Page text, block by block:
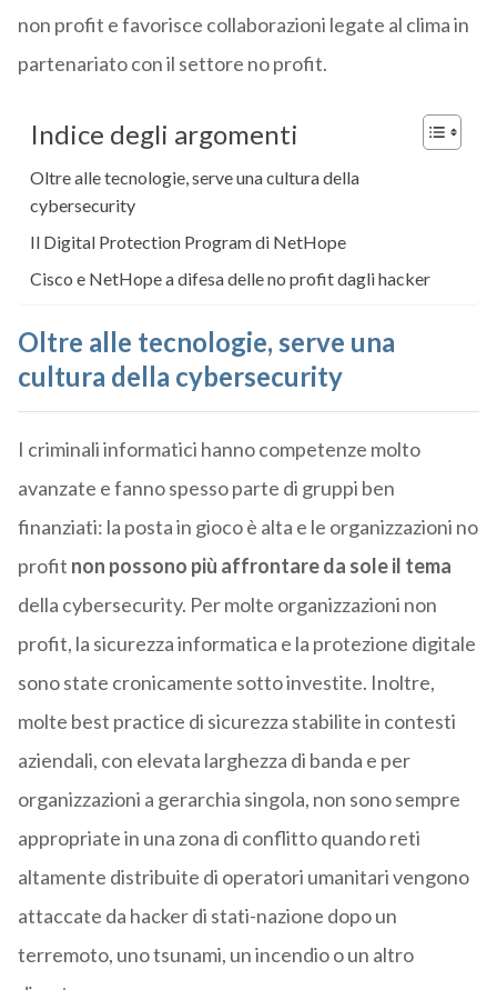
non profit e favorisce collaborazioni legate al clima in
partenariato con il settore no profit.
Indice degli argomenti
Oltre alle tecnologie, serve una cultura della
cybersecurity
Il Digital Protection Program di NetHope
Cisco e NetHope a difesa delle no profit dagli hacker
Oltre alle tecnologie, serve una
cultura della cybersecurity
I criminali informatici hanno competenze molto
avanzate e fanno spesso parte di gruppi ben
finanziati: la posta in gioco è alta e le organizzazioni no
profit non possono più affrontare da soleil tema
della cybersecurity. Per molte organizzazioni non
profit, la sicurezza informatica e la protezione digitale
sono state cronicamente sotto investite. Inoltre,
molte best practice di sicurezza stabilite in contesti
aziendali, con elevata larghezza di banda e per
organizzazioni a gerarchia singola, non sono sempre
appropriate in una zona di conflitto quando reti
altamente distribuite di operatori umanitari vengono
attaccate da hacker di stati-nazione dopo un
terremoto, uno tsunami, un incendio o un altro